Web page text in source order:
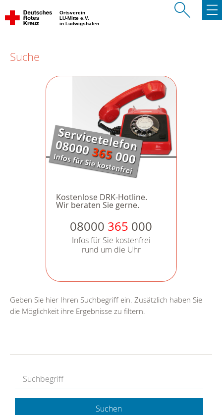
Ortsverein
LU-Mitte e.V.
in Ludwigshafen
Suche
Kostenlose DRK-Hotline.
Wir beraten Sie gerne.
08000 365 000
Infos für Sie kostenfrei
rund um die Uhr
Geben Sie hier Ihren Suchbegriff ein. Zusätzlich haben Sie
die Möglichkeit ihre Ergebnisse zu filtern.
Suchen